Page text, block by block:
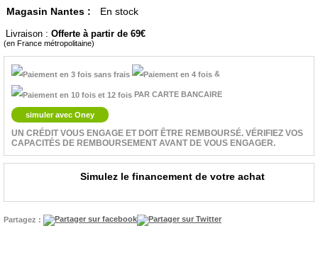
Magasin Nantes :
En stock
Livraison : Offerte à partir de 69
(en France métropolitaine)
&
PAR CARTE BANCAIRE
simuler avec Oney
UN CRÉDIT VOUS ENGAGE ET DOIT ÊTRE REMBOURSÉ. VÉRIFIEZ VOS
CAPACITÉS DE REMBOURSEMENT AVANT DE VOUS ENGAGER.
Simulez le financement de votre achat
Partagez :